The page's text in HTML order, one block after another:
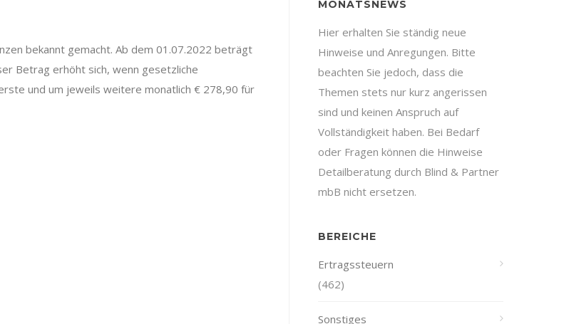
bekannt gemacht. Ab dem 01.07.2022 beträgt
Betrag erhöht sich, wenn gesetzliche
und um jeweils weitere monatlich € 278,90 für
MONATSNEWS
Hier erhalten Sie ständig neue
Hinweise und Anregungen. Bitte
beachten Sie jedoch, dass die
Themen stets nur kurz angerissen
sind und keinen Anspruch auf
Vollständigkeit haben. Bei Bedarf
oder Fragen können die Hinweise
Detailberatung durch Blind & Partner
mbB nicht ersetzen.
BEREICHE
Ertragssteuern
(462)
Sonstiges